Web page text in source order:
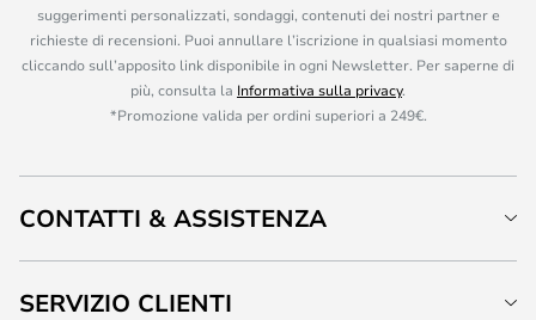
suggerimenti personalizzati, sondaggi, contenuti dei nostri partner e
richieste di recensioni. Puoi annullare l’iscrizione in qualsiasi momento
cliccando sull’apposito link disponibile in ogni Newsletter. Per saperne di
più, consulta la Informativa sulla privacy.
*Promozione valida per ordini superiori a 249€.
CONTATTI & ASSISTENZA
SERVIZIO CLIENTI